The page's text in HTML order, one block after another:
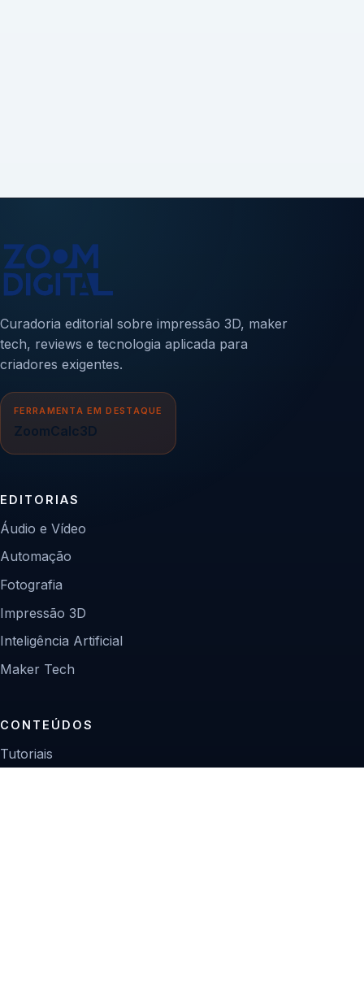
Curadoria editorial sobre impressão 3D, maker
tech, reviews e tecnologia aplicada para
criadores exigentes.
FERRAMENTA EM DESTAQUE
ZoomCalc3D
EDITORIAS
Áudio e Vídeo
Automação
Fotografia
Impressão 3D
Inteligência Artificial
Maker Tech
CONTEÚDOS
Tutoriais